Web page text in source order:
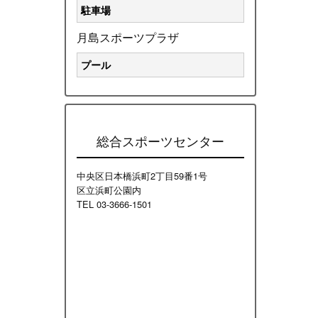
駐車場
月島スポーツプラザ
プール
総合スポーツセンター
中央区日本橋浜町2丁目59番1号
区立浜町公園内
TEL 03-3666-1501